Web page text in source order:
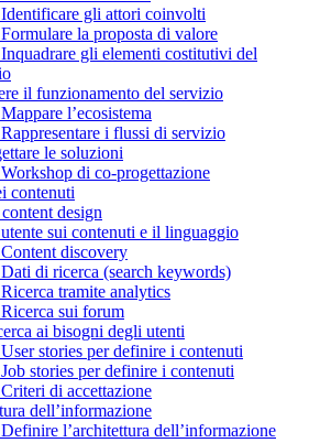
gli attori coinvolti
la proposta di valore
gli elementi costitutivi del
il funzionamento del servizio
l’ecosistema
i flussi di servizio
le soluzioni
di co-progettazione
contenuti
design
sui contenuti e il linguaggio
discovery
di ricerca (search keywords)
tramite analytics
sui forum
ai bisogni degli utenti
stories per definire i contenuti
stories per definire i contenuti
di accettazione
dell’informazione
l’architettura dell’informazione